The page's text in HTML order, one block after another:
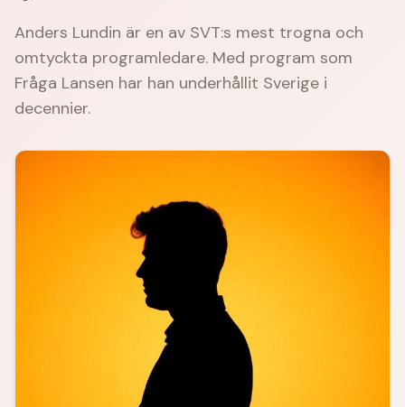
Anders Lundin är en av SVT:s mest trogna och
omtyckta programledare. Med program som
Fråga Lansen har han underhållit Sverige i
decennier.